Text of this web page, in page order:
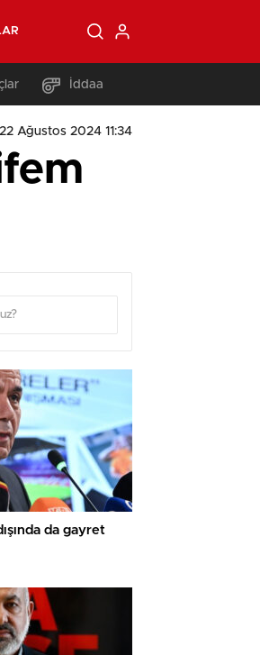
İddaa
Ağustos 2024 11:34
da gayret